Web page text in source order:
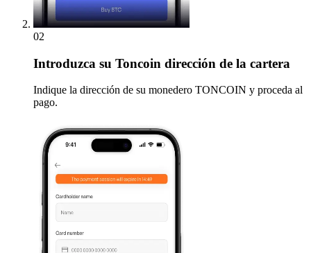
02
Introduzca su Toncoin dirección de la cartera
Indique la dirección de su monedero TONCOIN y proceda al
pago.